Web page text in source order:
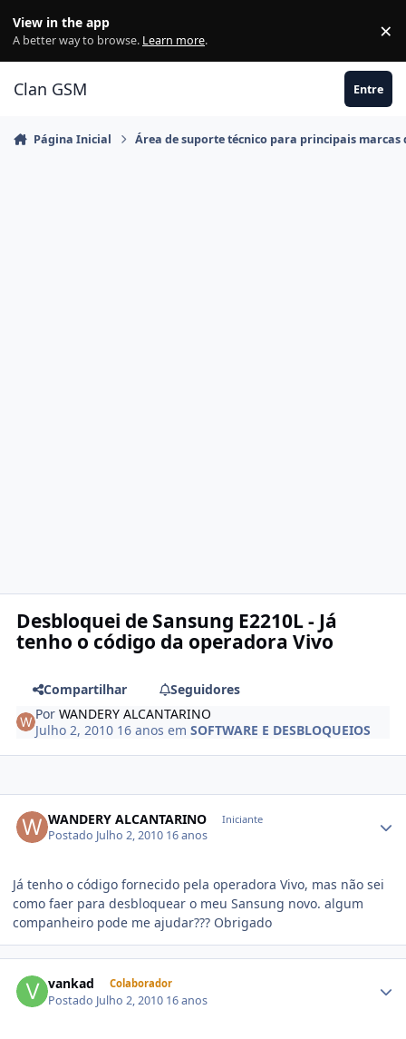
View in the app
A better way to browse. Learn more. ×
Clan GSM Entre
Página Inicial Área de suporte técnico para principais marcas
Desbloquei de Sansung E2210L - Já
tenho o código da operadora Vivo
Compartilhar
Seguidores
PorWANDERY ALCANTARINO
Julho 2, 2010 16 anos emSOFTWARE E DESBLOQUEIOS
WANDERY ALCANTARINO Iniciante
Postado Julho 2, 2010 16 anos
Já tenho o código fornecido pela operadora Vivo, mas não sei
como faer para desbloquear o meu Sansung novo. algum
companheiro pode me ajudar??? Obrigado
vankad Colaborador
Postado Julho 2, 2010 16 anos